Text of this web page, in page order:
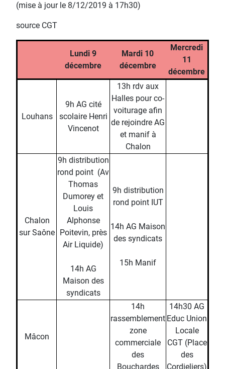
(mise à jour le 8/12/2019 à 17h30)
source CGT
Lundi 9
décembre
Mardi 10
décembre
Mercredi
11
décembre
Louhans
9h AG cité
scolaire Henri
Vincenot
13h rdv aux
Halles pour co-
voiturage afin
de rejoindre AG
et manif à
Chalon
Chalon
sur Saône
9h distribution
rond point (Av
Thomas
Dumorey et
Louis
Alphonse
Poitevin, près
Air Liquide)
14h AG
Maison des
syndicats
9h distribution
rond point IUT
14h AG Maison
des syndicats
15h Manif
Mâcon
14h
rassemblement
zone
commerciale
des
Bouchardes
14h30 AG
Educ Union
Locale
CGT (Place
des
Cordieliers)